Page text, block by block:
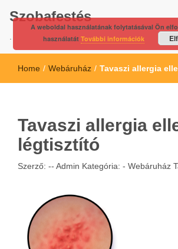
Szobafestés
Home / Webáruház / Tavaszi allergia
Tavaszi allergia
légtisztító
Szerző: -- Admin Kategória: - Webáruház
A weboldal használatának folytatásával Ön
használatát További információk